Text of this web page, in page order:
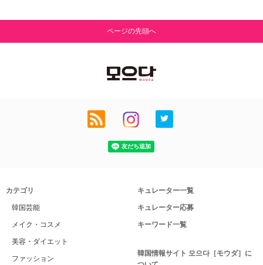
ページの先頭へ
カテゴリ
韓国芸能
メイク・コスメ
美容・ダイエット
ファッション
キュレーター一覧
キュレーター応募
キーワード一覧
韓国情報サイト 모으다［モウダ］に